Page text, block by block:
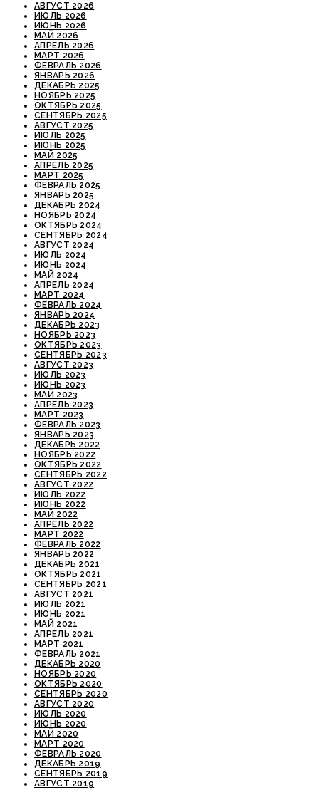
АВГУСТ 2026
ИЮЛЬ 2026
ИЮНЬ 2026
МАЙ 2026
АПРЕЛЬ 2026
МАРТ 2026
ФЕВРАЛЬ 2026
ЯНВАРЬ 2026
ДЕКАБРЬ 2025
НОЯБРЬ 2025
ОКТЯБРЬ 2025
СЕНТЯБРЬ 2025
АВГУСТ 2025
ИЮЛЬ 2025
ИЮНЬ 2025
МАЙ 2025
АПРЕЛЬ 2025
МАРТ 2025
ФЕВРАЛЬ 2025
ЯНВАРЬ 2025
ДЕКАБРЬ 2024
НОЯБРЬ 2024
ОКТЯБРЬ 2024
СЕНТЯБРЬ 2024
АВГУСТ 2024
ИЮЛЬ 2024
ИЮНЬ 2024
МАЙ 2024
АПРЕЛЬ 2024
МАРТ 2024
ФЕВРАЛЬ 2024
ЯНВАРЬ 2024
ДЕКАБРЬ 2023
НОЯБРЬ 2023
ОКТЯБРЬ 2023
СЕНТЯБРЬ 2023
АВГУСТ 2023
ИЮЛЬ 2023
ИЮНЬ 2023
МАЙ 2023
АПРЕЛЬ 2023
МАРТ 2023
ФЕВРАЛЬ 2023
ЯНВАРЬ 2023
ДЕКАБРЬ 2022
НОЯБРЬ 2022
ОКТЯБРЬ 2022
СЕНТЯБРЬ 2022
АВГУСТ 2022
ИЮЛЬ 2022
ИЮНЬ 2022
МАЙ 2022
АПРЕЛЬ 2022
МАРТ 2022
ФЕВРАЛЬ 2022
ЯНВАРЬ 2022
ДЕКАБРЬ 2021
ОКТЯБРЬ 2021
СЕНТЯБРЬ 2021
АВГУСТ 2021
ИЮЛЬ 2021
ИЮНЬ 2021
МАЙ 2021
АПРЕЛЬ 2021
МАРТ 2021
ФЕВРАЛЬ 2021
ДЕКАБРЬ 2020
НОЯБРЬ 2020
ОКТЯБРЬ 2020
СЕНТЯБРЬ 2020
АВГУСТ 2020
ИЮЛЬ 2020
ИЮНЬ 2020
МАЙ 2020
МАРТ 2020
ФЕВРАЛЬ 2020
ДЕКАБРЬ 2019
СЕНТЯБРЬ 2019
АВГУСТ 2019